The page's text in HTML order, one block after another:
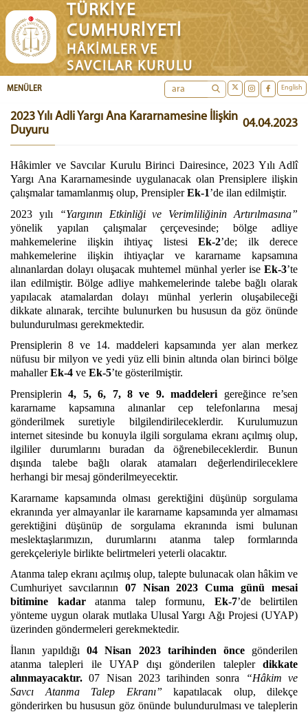
TÜRKİYE
CUMHURİYETİ
HÂKİMLER VE
SAVCILAR KURULU
English
MENÜLER
2023 Yılı Adli Yargı Ana Kararnamesine İlişkin
Duyuru
04.04.2023
Hâkimler ve Savcılar Kurulu Birinci Dairesince, 2023 Yılı Adlî
Yargı Ana Kararnamesinde uygulanacak olan Prensiplere ilişkin
çalışmalar tamamlanmış olup, PrensiplerEk-1’de ilan edilmiştir.
2023 yılı
“Yargının Etkinliği ve Verimliliğinin Artırılmasına”
yönelik yapılan çalışmalar çerçevesinde; bölge adliye
mahkemelerine ilişkin ihtiyaç listesi Ek-2’de; ilk derece
mahkemelerine ilişkin ihtiyaçlar ve kararname kapsamına
alınanlardan dolayı oluşacak muhtemel münhal yerler ise Ek-3’te
ilan edilmiştir.Bölge adliye mahkemelerinde talebe bağlı olarak
yapılacak atamalardan dolayı münhal yerlerin oluşabileceği
dikkate alınarak, tercihte bulunurken bu hususun da göz önünde
bulundurulması gerekmektedir.
Prensiplerin 8 ve 14. maddeleri kapsamında yer alan merkez
nüfusu bir milyon ve yedi yüz elli binin altında olan birinci bölge
mahallerEk-4 ve Ek-5’te gösterilmiştir.
Prensiplerin4, 5, 6, 7, 8 ve 9. maddeleri gereğince re’sen
kararname kapsamına alınanlar cep telefonlarına mesaj
gönderilmek suretiyle bilgilendirileceklerdir. Kurulumuzun
internet sitesinde bu konuyla ilgilisorgulama ekranı açılmış olup,
ilgililer durumlarını buradan da öğrenebileceklerdir. Bunun
dışında talebe bağlı olarak atamaları değerlendirileceklere
herhangi bir mesaj gönderilmeyecektir.
Kararname kapsamında olması gerektiğini düşünüp sorgulama
ekranında yer almayanlar ile kararname kapsamında yer almaması
gerektiğini düşünüp de sorgulama ekranında ismi bulunan
meslektaşlarımızın, durumlarını atanma talep formlarında
gerekçeleriyle birlikte belirtmeleri yeterli olacaktır.
Atanma talep ekranı açılmış olup, talepte bulunacak olan hâkim ve
Cumhuriyet savcılarının 07 Nisan 2023 Cuma günü mesai
bitimine
kadaratanma talep formunu, Ek-7’de belirtilen
yönteme uygun olarak mutlaka Ulusal Yargı Ağı Projesi (UYAP)
üzerinden göndermeleri gerekmektedir.
İlanın yapıldığı04 Nisan 2023 tarihinden öncegönderilen
atanma talepleri ile UYAP dışı gönderilen talepler dikkate
alınmayacaktır.07 Nisan 2023 tarihinden sonra
“Hâkim ve
Savcı Atanma Talep Ekranı” kapatılacak olup, dilekçe
gönderirken bu hususun göz önünde bulundurulması ve taleplerin